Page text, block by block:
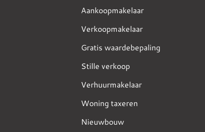
Aankoopmakelaar
Verkoopmakelaar
Gratis waardebepaling
Stille verkoop
Verhuurmakelaar
Woning taxeren
Nieuwbouw